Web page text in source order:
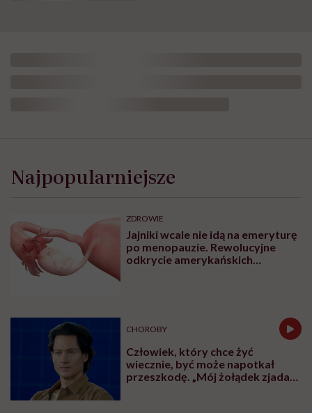
bariatrii i analogi GLP-1. Dr
Maria Brzegowy w Hello
Zdrowie Podcasty